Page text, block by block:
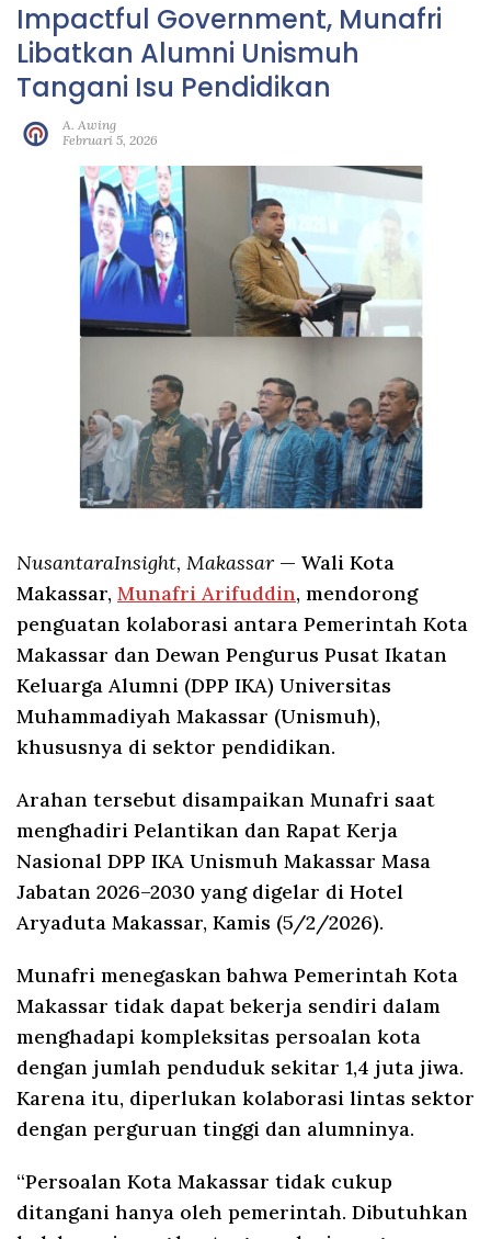
Impactful Government, Munafri
Libatkan Alumni Unismuh
Tangani Isu Pendidikan
A. Awing
Februari 5, 2026
NusantaraInsight, Makassar — Wali Kota
Makassar, Munafri Arifuddin, mendorong
penguatan kolaborasi antara Pemerintah Kota
Makassar dan Dewan Pengurus Pusat Ikatan
Keluarga Alumni (DPP IKA) Universitas
Muhammadiyah Makassar (Unismuh),
khususnya di sektor pendidikan.
Arahan tersebut disampaikan Munafri saat
menghadiri Pelantikan dan Rapat Kerja
Nasional DPP IKA Unismuh Makassar Masa
Jabatan 2026–2030 yang digelar di Hotel
Aryaduta Makassar, Kamis (5/2/2026).
Munafri menegaskan bahwa Pemerintah Kota
Makassar tidak dapat bekerja sendiri dalam
menghadapi kompleksitas persoalan kota
dengan jumlah penduduk sekitar 1,4 juta jiwa.
Karena itu, diperlukan kolaborasi lintas sektor
dengan perguruan tinggi dan alumninya.
“Persoalan Kota Makassar tidak cukup
ditangani hanya oleh pemerintah. Dibutuhkan